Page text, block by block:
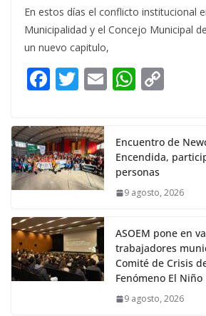
En estos días el conflicto institucional
Municipalidad y el Concejo Municipal
un nuevo capitulo,
F
e
b
o
o
k
T
itt
er
E W
s
A
p
y
Li
n
Encuentro de
Encendida,
personas
9 agosto, 2026
ASOEM pone en
trabajadores
Comité de Crisis
Fenómeno El Niño
9 agosto, 2026